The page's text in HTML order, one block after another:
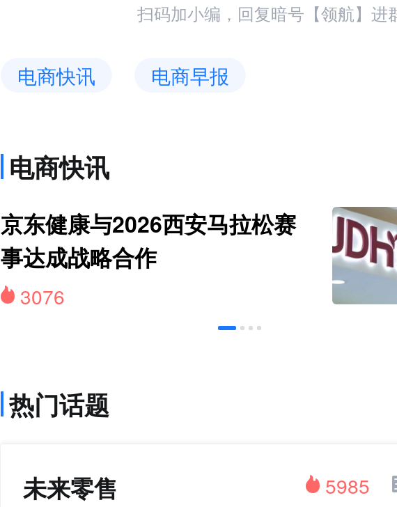
扫码加小编，回复暗号【领航】进
电商快讯 电商早报
电商快讯
京东健康与2026西安马拉松赛
事达成战略合作
3076
热门话题
未来零售 5985